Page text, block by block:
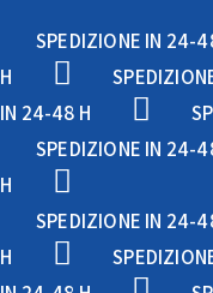
SPEDIZIONE IN 24-
H
IN 24-48 H
SPEDIZIONE IN 24-
H
SPEDIZIONE IN 24-
H